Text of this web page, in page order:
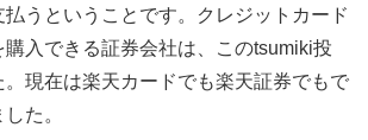
うということです。クレジットカード
入できる証券会社は、このtsumiki投
現在は楽天カードでも楽天証券でもで
た。